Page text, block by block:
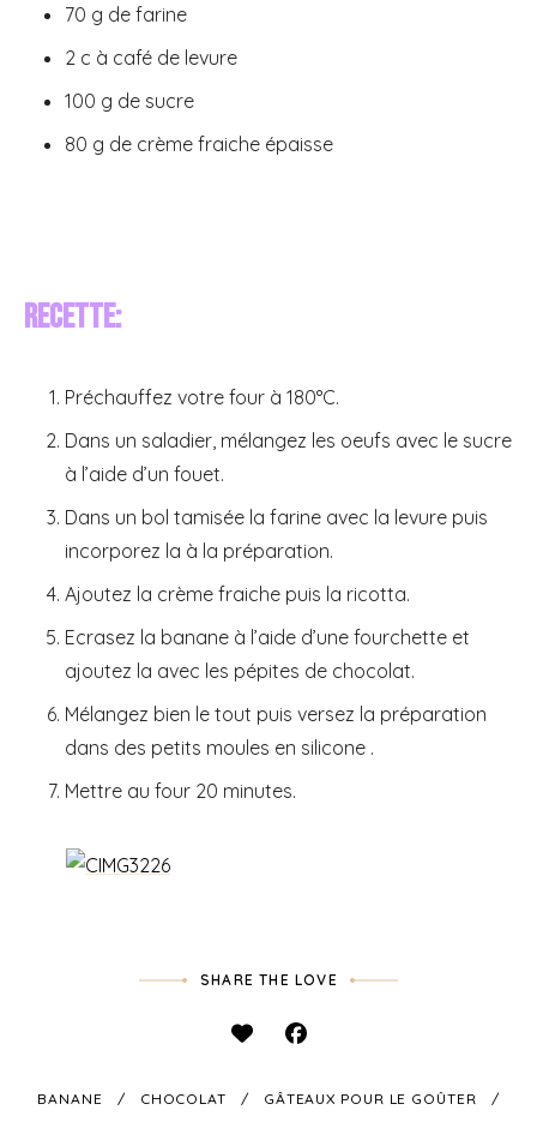
70 g de farine
2 c à café de levure
100 g de sucre
80 g de crème fraiche épaisse
Recette:
Préchauffez votre four à 180°C.
Dans un saladier, mélangez les oeufs avec le sucre
à l’aide d’un fouet.
Dans un bol tamisée la farine avec la levure puis
incorporez la à la préparation.
Ajoutez la crème fraiche puis la ricotta.
Ecrasez la banane à l’aide d’une fourchette et
ajoutez la avec les pépites de chocolat.
Mélangez bien le tout puis versez la préparation
dans des petits moules en silicone .
Mettre au four 20 minutes.
SHARE THE LOVE
BANANE CHOCOLAT GÂTEAUX POUR LE GOÛTER